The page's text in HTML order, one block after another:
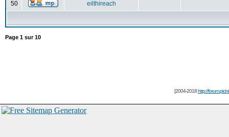
50 eilthireach
Page 1 sur10
[2004-2018http://